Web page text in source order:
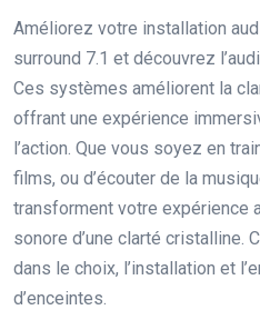
Améliorez votre installation
surround 7.1 et découvrez
Ces systèmes améliorent la
offrant une expérience
l’action. Que vous soyez en
films, ou d’écouter de la
transforment votre expérience
sonore d’une clarté cristalline.
dans le choix, l’installation et
d’enceintes.